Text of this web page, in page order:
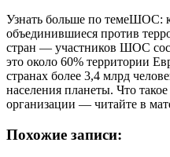
Узнать больше по темеШОС:
объединившиеся против
стран — участников ШОС
это около 60% территории
странах более 3,4 млрд
населения планеты. Что
организации — читайте в
Похожие записи: